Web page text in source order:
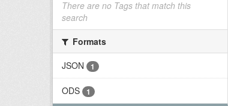
There are no Tags that match this
search
Formats
JSON
1
ODS 1